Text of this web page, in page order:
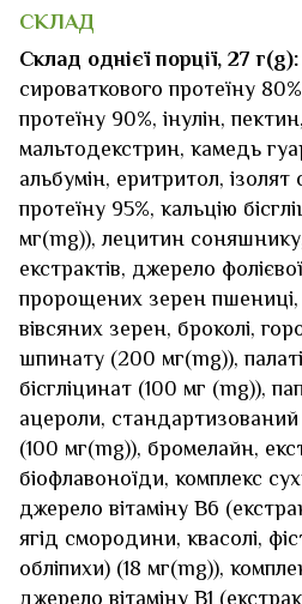
СКЛАД
Склад однієї порції, 27 г(g):
сироваткового протеїну
протеїну 90%, інулін,
мальтодекстрин, камедь
альбумін, еритритол, ізолят
протеїну 95%, кальцію
мг(mg)), лецитин
екстрактів, джерело
пророщених зерен пшениці,
вівсяних зерен, броколі,
шпинату (200 мг(mg)),
бісгліцинат (100 мг (mg)),
ацероли, стандартизований
(100 мг(mg)), бромелайн,
біофлавоноїди, комплекс
джерело вітаміну В6
ягід смородини, квасолі,
обліпихи) (18 мг(mg)),
джерело вітаміну В1